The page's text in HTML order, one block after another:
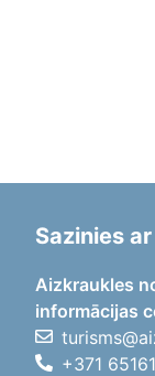
Sazinies
Aizkraukles
informācijas
+371